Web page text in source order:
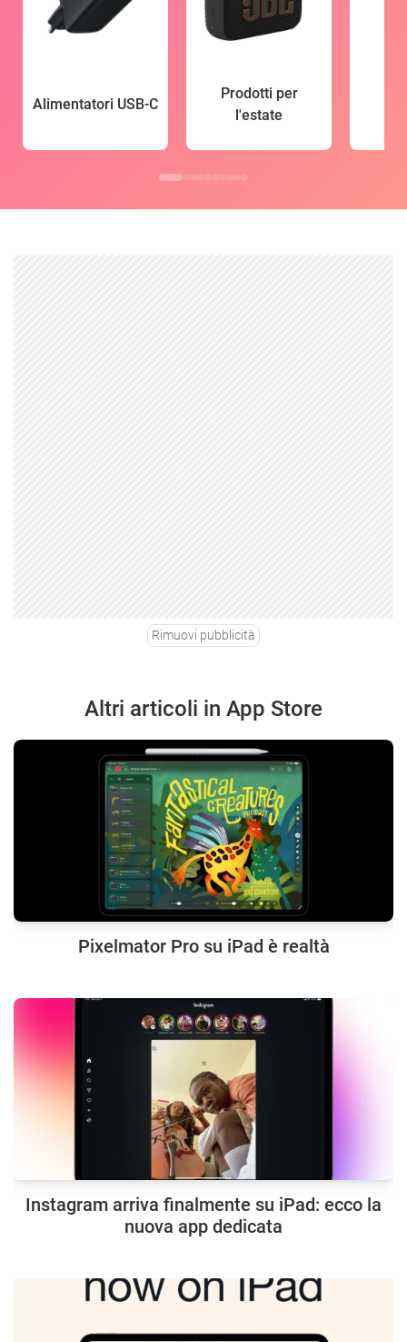
Alimentatori USB-C
Prodotti per
l'estate
Rimuovi pubblicità
Altri articoli in App Store
Pixelmator Pro su iPad è realtà
Instagram arriva finalmente su iPad: ecco la
nuova app dedicata